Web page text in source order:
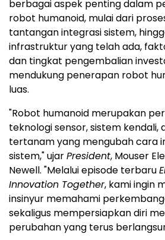
berbagai aspek penting dalam
robot humanoid, mulai dari
tantangan integrasi sistem,
infrastruktur yang telah ada,
dan tingkat pengembalian
mendukung penerapan robot
luas.
"Robot humanoid merupakan
teknologi sensor, sistem kendali,
tertanam yang mengubah cara
sistem," ujarPresident, Mouser
Newell. "Melalui episode terbaru
Innovation Together, kami ingin
insinyur memahami
sekaligus mempersiapkan diri
perubahan yang terus